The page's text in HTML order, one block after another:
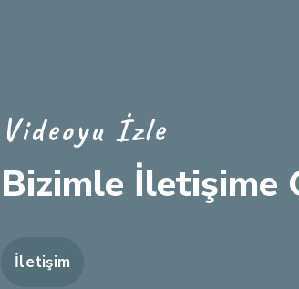
Videoyu İzle
Bizimle İletişime
İletişim